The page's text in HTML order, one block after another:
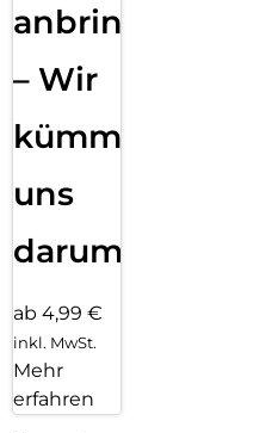
anbringen
– Wir
kümmern
uns
darum!
ab 4,99 €
inkl. MwSt.
Mehr
erfahren